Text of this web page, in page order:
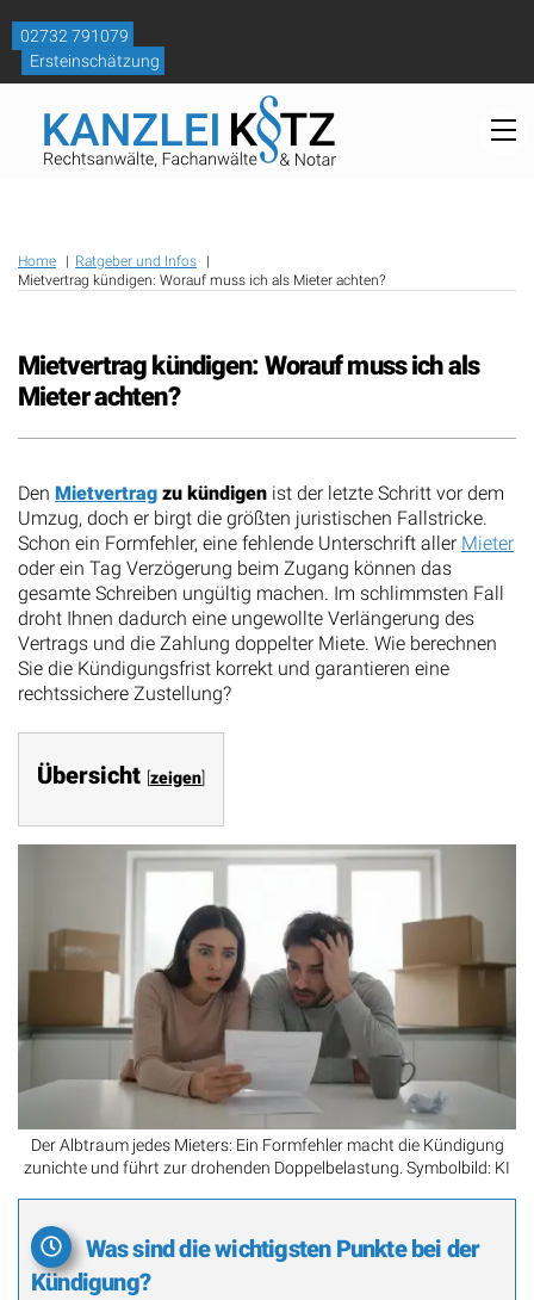
content
02732 791079
Ersteinschätzung
Home
Ratgeber und Infos
Mietvertrag kündigen: Worauf muss ich als Mieter achten?
Mietvertrag kündigen: Worauf muss ich als
Mieter achten?
Den Mietvertrag zu kündigen ist der letzte Schritt vor dem
Umzug, doch er birgt die größten juristischen Fallstricke.
Schon ein Formfehler, eine fehlende Unterschrift aller Mieter
oder ein Tag Verzögerung beim Zugang können das
gesamte Schreiben ungültig machen. Im schlimmsten Fall
droht Ihnen dadurch eine ungewollte Verlängerung des
Vertrags und die Zahlung doppelter Miete. Wie berechnen
Sie die Kündigungsfrist korrekt und garantieren eine
rechtssichere Zustellung?
Übersicht [zeigen]
Der Albtraum jedes Mieters: Ein Formfehler macht die Kündigung
zunichte und führt zur drohenden Doppelbelastung. Symbolbild: KI
Was sind die wichtigsten Punkte bei der
Kündigung?